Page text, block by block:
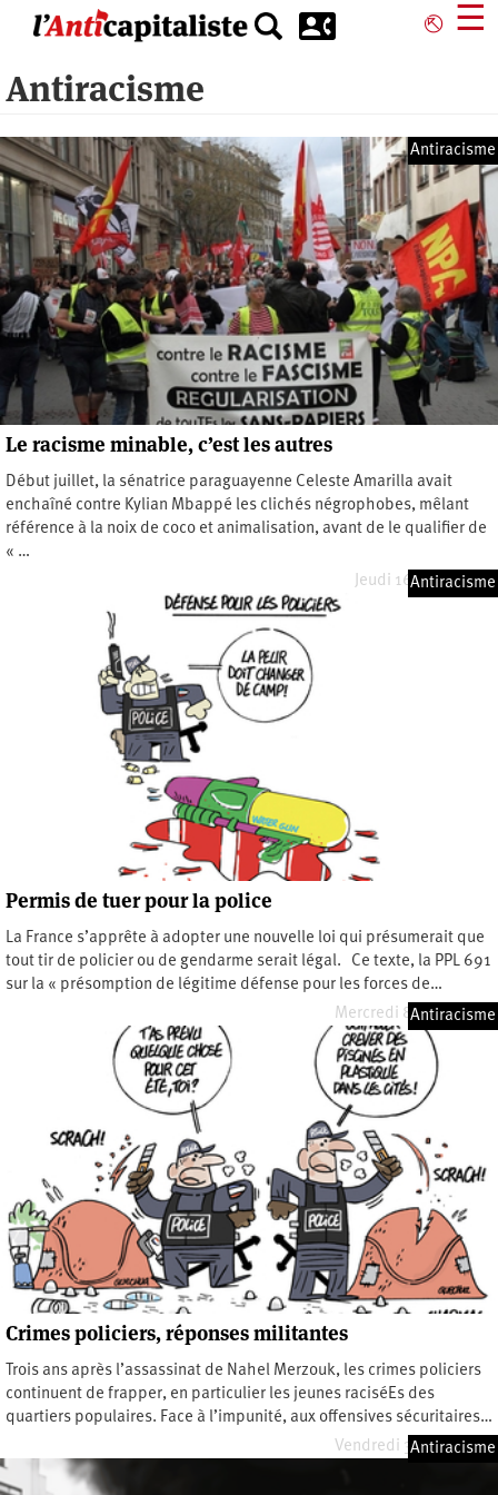
principal
⎋ ☰
Antiracisme
Antiracisme
Le racisme minable, c’est les autres
Début juillet, la sénatrice paraguayenne Celeste Amarilla avait
enchaîné contre Kylian Mbappé les clichés négrophobes, mêlant
référence à la noix de coco et animalisation, avant de le qualifier de
« …
Jeudi 16 juillet 2026
Antiracisme
Permis de tuer pour la police
La France s’apprête à adopter une nouvelle loi qui présumerait que
tout tir de policier ou de gendarme serait légal. Ce texte, la PPL 691
sur la « présomption de légitime défense pour les forces de…
Mercredi 8 juillet 2026
Antiracisme
Crimes policiers, réponses militantes
Trois ans après l’assassinat de Nahel Merzouk, les crimes policiers
continuent de frapper, en particulier les jeunes raciséEs des
quartiers populaires. Face à l’impunité, aux offensives sécuritaires…
Vendredi 3 juillet 2026
Antiracisme